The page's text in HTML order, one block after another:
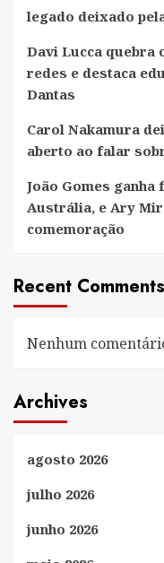
legado deixado
Davi Lucca quebra
redes e destaca
Dantas
Carol Nakamura
aberto ao falar
João Gomes
Austrália, e Ary
comemoração
Recent Comments
Nenhum
Archives
agosto 2026
julho 2026
junho 2026